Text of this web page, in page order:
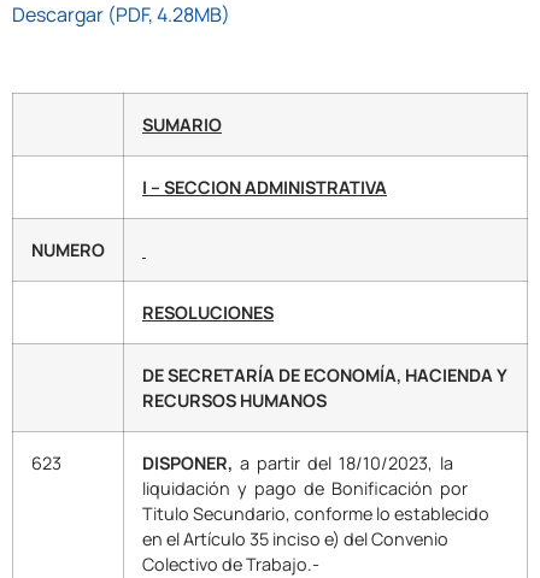
Descargar (PDF, 4.28MB)
SUMARIO
I – SECCION ADMINISTRATIVA
NUMERO
RESOLUCIONES
DE SECRETARÍA DE ECONOMÍA, HACIENDA Y
RECURSOS HUMANOS
623 DISPONER, a partir del 18/10/2023, la
liquidación y pago de Bonificación por
Titulo Secundario, conforme lo establecido
en el Artículo 35 inciso e) del Convenio
Colectivo de Trabajo.-